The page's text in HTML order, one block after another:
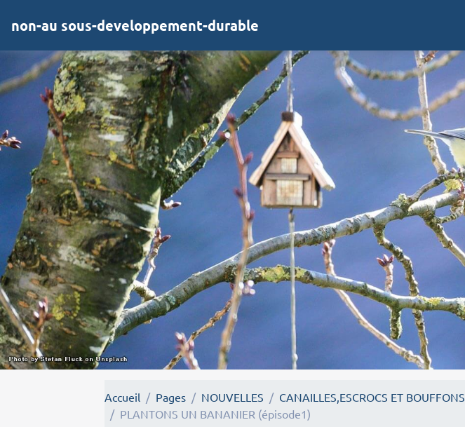
non-au sous-developpement-durable
Accueil Pages NOUVELLES
CANAILLES,ESCROCS ET BOUFFONS
PLANTONS UN BANANIER (épisode1)